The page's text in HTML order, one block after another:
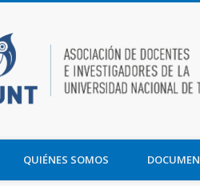
e Investigadores de la UNT y la
QUIÉNES SOMOS